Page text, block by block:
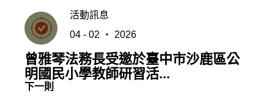
活動訊息
04 - 02 ‧ 2026
曾雅琴法務長受邀於臺中市沙鹿區公
明國民小學教師研習活...
下一則